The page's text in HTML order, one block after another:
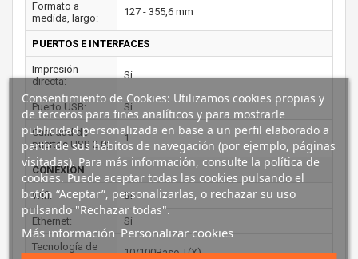
Formato a
medida, largo:
127 - 355,6 mm
PUERTOS E INTERFACES
Impresión
directa:
Si
Puerto USB: Si
Cantidad de
puertos USB 2.0:
1
CONEXIÓN
Wifi: Si
Ethernet: Si
Tecnología de
10/100Base-T(X)
Consentimiento de Cookies: Utilizamos cookies propias y
de terceros para fines analíticos y para mostrarle
publicidad personalizada en base a un perfil elaborado a
partir de sus hábitos de navegación (por ejemplo, páginas
visitadas). Para más información, consulte la política de
cookies. Puede aceptar todas las cookies pulsando el
botón “Aceptar”, personalizarlas, o rechazar su uso
pulsando "Rechazar todas".
Más información Personalizar cookies